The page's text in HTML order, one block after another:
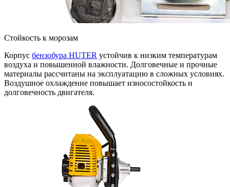
Стойкость к морозам
Корпус бензобура HUTER устойчив к низким температурам
воздуха и повышенной влажности. Долговечные и прочные
материалы рассчитаны на эксплуатацию в сложных условиях.
Воздушное охлаждение повышает износостойкость и
долговечность двигателя.